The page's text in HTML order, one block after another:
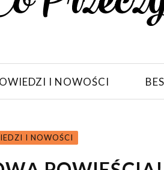
I NOWOŚCI
I NOWOŚCI